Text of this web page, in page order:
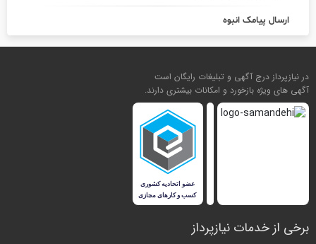
ارسال پیامک انبوه
در نیازپرداز درج آگهی و تبلیغات رایگان است
آگهی های ویژه بازخورد و امکانات بیشتری دارند.
برخی از خدمات نیازپرداز